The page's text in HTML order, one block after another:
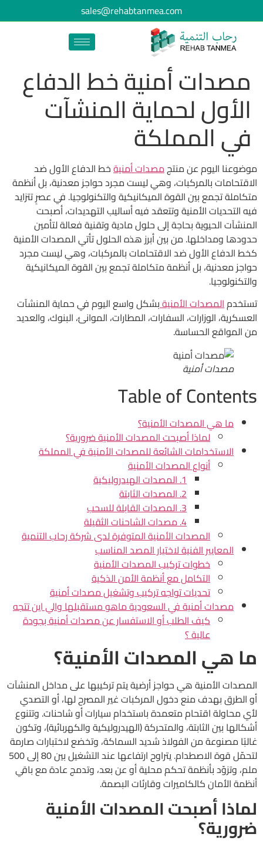
sales@rehabtanmea.com
مصدات أمنية خط الدفاع
الأول لحماية المنشآت
في المملكة
موضوعنا اليوم عن منتجمصدات أمنيةخط الدفاع الأول ضد
الاقتحامات بالمركبات، وهي ليست مجرد حواجز معدنية، بل أنظمة
متكاملة تجمع بين القوة الميكانيكية والتكنولوجيا. في عصرٍ تتزايد
فيه التحديات الأمنية وتتعقد فيه أساليب التهديدات، أصبحت
المنشآت الحيوية بحاجة إلى حلول مادية وتقنية فعالة لتأمين
حدودها ومداخلها. من بين أبرز هذه الحلول تأتي المصدات الأمنية
كخط الدفاع الأول ضد الاقتحامات بالمركبات، وهي ليست مجرد
حواجز معدنية، بل أنظمة متكاملة تجمع بين القوة الميكانيكية
والتكنولوجيا.
تستخدمالمصدات الأمنيةبشكل واسع اليوم في حماية المنشآت
العسكرية، الوزارات، السفارات، المطارات، الموانئ، البنوك، والعديد
من المواقع الحساسة.
مصدات أمنية
Table of Contents
ما هي المصدات الأمنية؟
لماذا أصبحت المصدات الأمنية ضرورية؟
الاستخدامات الشائعة للمصدات الأمنية في المملكة
أنواع المصدات الأمنية
1. المصدات الهيدروليكية
2. المصدات الثابتة
3. المصدات القابلة للسحب
4. مصدات الشاحنات الثقيلة
المصدات الأمنية المتوفرة لدى شركة رحاب التنمية
المعايير الفنية لاختيار المصد المناسب
خطوات تركيب المصدات الأمنية
التكامل مع أنظمة الأمن الذكية
تحديات تواجه تركيب وتشغيل مصدات أمنية
مصدات أمنية في السعودية ماهو مستقبلها والي اين تتجه
كيف الطلب أو الاستفسار عن مصدات أمنية بجودة
عالية ؟
ما هي المصدات الأمنية؟
المصدات الأمنية هي حواجز أرضية يتم تركيبها على مداخل المنشآت
أو الطرق بهدف منع دخول المركبات غير المصرح لها، أو التصدي
لأي محاولة اقتحام متعمدة باستخدام سيارات أو شاحنات. وتتنوع
أشكالها بين الثابتة، والمتحركة (الهيدروليكية والكهربائية)، وتكون
غالبًا مصنوعة من الفولاذ شديد السماكة، وتخضع لاختبارات صارمة
لتحمّل قوة الاصطدام. يتراوح ارتفاعها عند التشغيل بين 80 إلى 500
ملم، وتزوّد بأنظمة تحكم محلية أو عن بعد، وتدمج عادة مع باقي
أنظمة الأمان كالكاميرات وقارئات البصمة.
لماذا أصبحت المصدات الأمنية
ضرورية؟